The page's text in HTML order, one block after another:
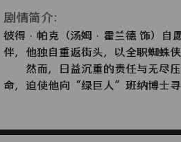
剧情简介：
彼得·帕克（汤姆·霍兰德 饰）自
伴，他独自重返街头，以全职蜘蛛
然而，日益沉重的责任与无尽压
命，迫使他向“绿巨人”班纳博士寻